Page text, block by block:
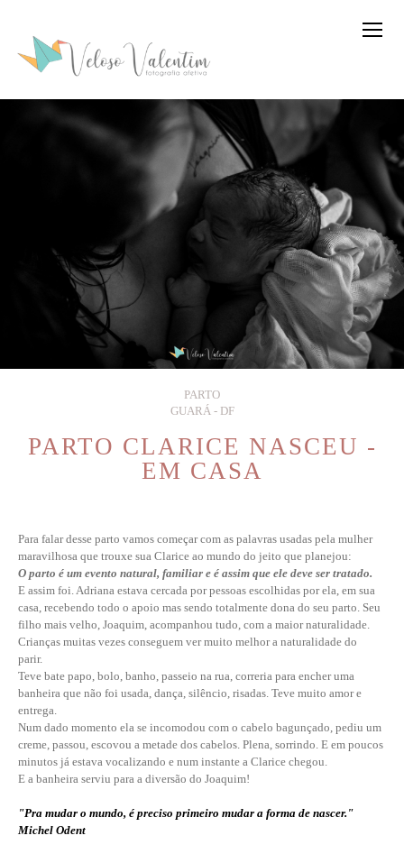
PARTO
GUARÁ - DF
PARTO CLARICE NASCEU -
EM CASA
Para falar desse parto vamos começar com as palavras usadas pela mulher
maravilhosa que trouxe sua Clarice ao mundo do jeito que planejou:
O parto é um evento natural, familiar e é assim que ele deve ser tratado.
E assim foi. Adriana estava cercada por pessoas escolhidas por ela, em sua
casa, recebendo todo o apoio mas sendo totalmente dona do seu parto. Seu
filho mais velho, Joaquim, acompanhou tudo, com a maior naturalidade.
Crianças muitas vezes conseguem ver muito melhor a naturalidade do
parir.
Teve bate papo, bolo, banho, passeio na rua, correria para encher uma
banheira que não foi usada, dança, silêncio, risadas. Teve muito amor e
entrega.
Num dado momento ela se incomodou com o cabelo bagunçado, pediu um
creme, passou, escovou a metade dos cabelos. Plena, sorrindo. E em poucos
minutos já estava vocalizando e num instante a Clarice chegou.
E a banheira serviu para a diversão do Joaquim!
"Pra mudar o mundo, é preciso primeiro mudar a forma de nascer."
Michel Odent